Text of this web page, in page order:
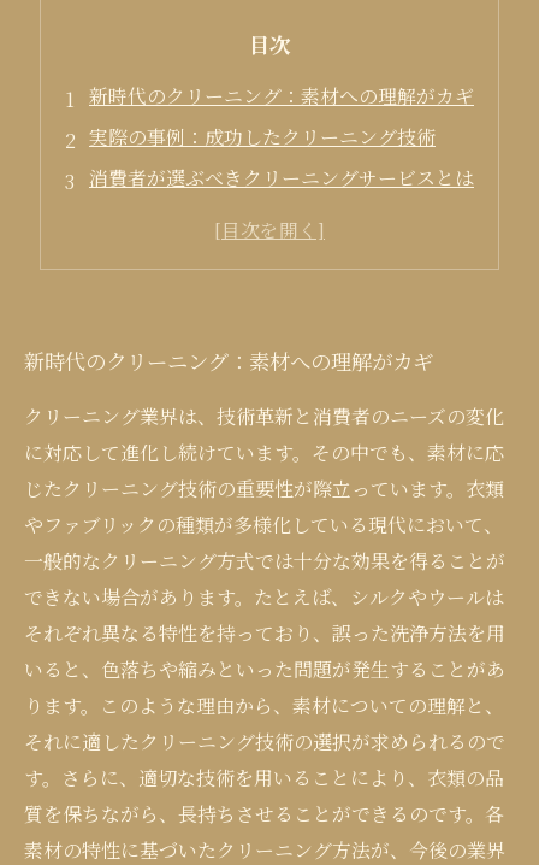
目次
新時代のクリーニング：素材への理解がカギ
実際の事例：成功したクリーニング技術
消費者が選ぶべきクリーニングサービスとは
新時代のクリーニング：素材への理解がカギ
クリーニング業界は、技術革新と消費者のニーズの変化
に対応して進化し続けています。その中でも、素材に応
じたクリーニング技術の重要性が際立っています。衣類
やファブリックの種類が多様化している現代において、
一般的なクリーニング方式では十分な効果を得ることが
できない場合があります。たとえば、シルクやウールは
それぞれ異なる特性を持っており、誤った洗浄方法を用
いると、色落ちや縮みといった問題が発生することがあ
ります。このような理由から、素材についての理解と、
それに適したクリーニング技術の選択が求められるので
す。さらに、適切な技術を用いることにより、衣類の品
質を保ちながら、長持ちさせることができるのです。各
素材の特性に基づいたクリーニング方法が、今後の業界